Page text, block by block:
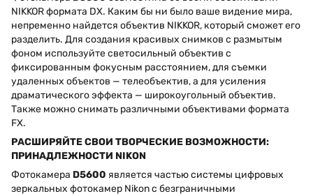
NIKKOR формата DX. Каким бы ни было ваше видение мира,
непременно найдется объектив NIKKOR, который сможет его
разделить. Для создания красивых снимков с размытым
фоном используйте светосильный объектив с
фиксированным фокусным расстоянием, для съемки
удаленных объектов — телеобъектив, а для усиления
драматического эффекта — широкоугольный объектив.
Также можно снимать различными объективами формата
FX.
РАСШИРЯЙТЕ СВОИ ТВОРЧЕСКИЕ ВОЗМОЖНОСТИ:
ПРИНАДЛЕЖНОСТИ NIKON
Фотокамера D5600 является частью системы цифровых
зеркальных фотокамер Nikon с безграничными